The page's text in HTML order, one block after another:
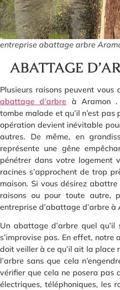
entreprise abattage arbre
ABATTAGE
Plusieurs raisons peuvent vous
abattage d’arbre à Aramon .
tombe malade et qu’il n’est
opération devient inévitable
autres. De même, en
représente une gêne
pénétrer dans votre logement
racines s’approchent de trop
maison. Si vous désirez
raisons ou pour toute autre,
entreprise d’abattage d’arbre à
Un abattage d’arbre quel
s’improvise pas. En effet, notre
doit veiller à ce qu’il ait la place
l’arbre sans que cela
vérifier que cela ne posera pas
électriques, téléphoniques, les